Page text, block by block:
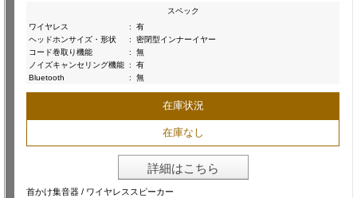
スペック
ワイヤレス
:
有
ヘッドホンサイズ・形状
:
密閉型インナーイヤー
コード巻取り機能
:
無
ノイズキャンセリング機能 :
有
Bluetooth
: 無
在庫状況
在庫なし
詳細はこちら
首かけ集音器 / ワイヤレススピーカー